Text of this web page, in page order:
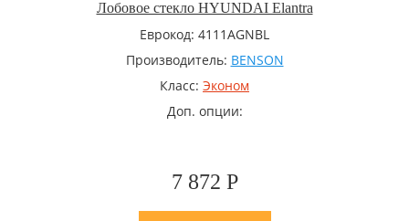
Лобовое стекло HYUNDAI Elantra
Еврокод: 4111AGNBL
Производитель: BENSON
Класс: Эконом
Доп. опции:
7 872 Р